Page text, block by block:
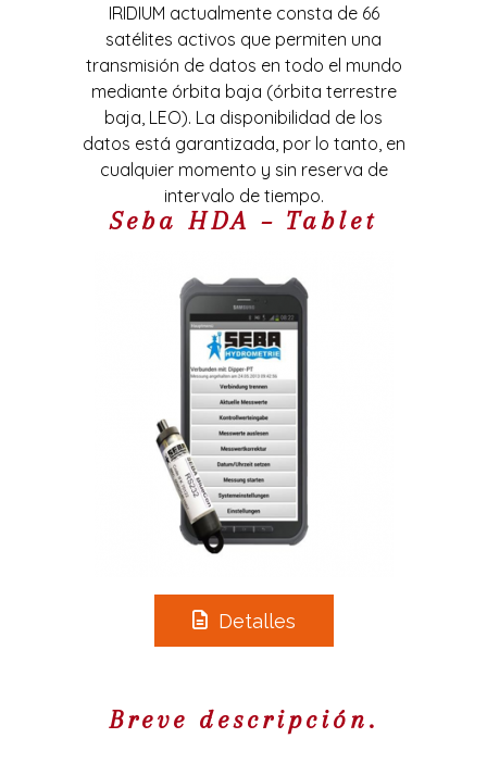
IRIDIUM actualmente consta de 66
satélites activos que permiten una
transmisión de datos en todo el mundo
mediante órbita baja (órbita terrestre
baja, LEO). La disponibilidad de los
datos está garantizada, por lo tanto, en
cualquier momento y sin reserva de
intervalo de tiempo.
Seba HDA – Tablet
Detalles
Breve descripción.